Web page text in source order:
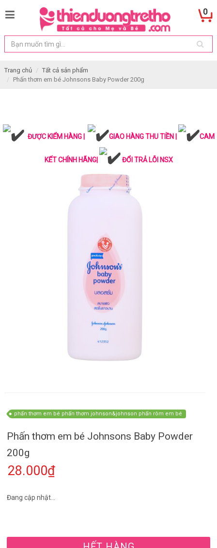
0
Trang chủ
Tất cả sản phẩm
Phấn thơm em bé Johnsons Baby Powder 200g
ĐƯỢC KIỂM HÀNG | GIAO HÀNG THU TIỀN | CAM
KẾT CHÍNH HÃNG| ĐỔI TRẢ LỖI NSX
phấn thơm em bé phấn thơm johnson&johnson phấn rôm em bé
Phấn thơm em bé Johnsons Baby Powder
200g
28.000₫
Đang cập nhật...